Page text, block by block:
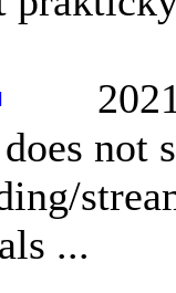
not
...